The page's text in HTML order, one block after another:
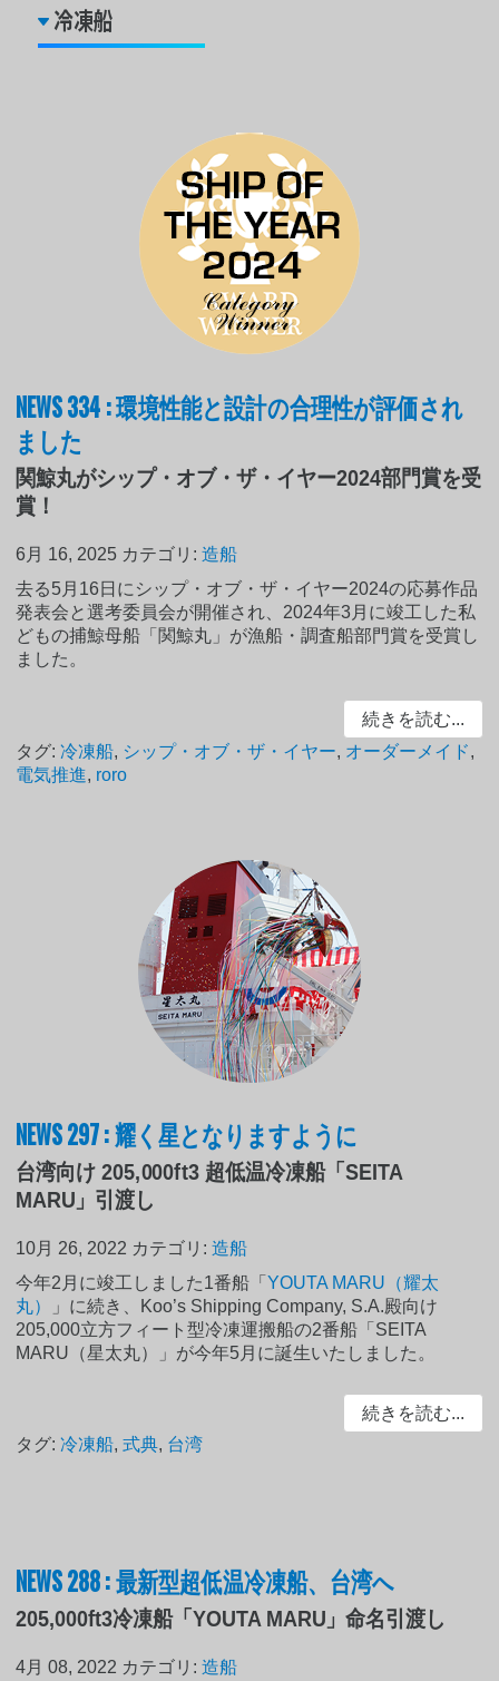
冷凍船
NEWS 334 : 環境性能と設計の合理性が評価され
ました
関鯨丸がシップ・オブ・ザ・イヤー2024部門賞を受
賞！
6月 16, 2025 カテゴリ:造船
去る5月16日にシップ・オブ・ザ・イヤー2024の応募作品
発表会と選考委員会が開催され、2024年3月に竣工した私
どもの捕鯨母船「関鯨丸」が漁船・調査船部門賞を受賞し
ました。
続きを読む...
タグ:冷凍船, シップ・オブ・ザ・イヤー, オーダーメイド,
電気推進, roro
NEWS 297 : 耀く星となりますように
台湾向け 205,000ft3 超低温冷凍船「SEITA
MARU」引渡し
10月 26, 2022 カテゴリ:造船
今年2月に竣工しました1番船「YOUTA MARU（耀太
丸）
」に続き、Koo’s Shipping Company, S.A.殿向け
205,000立方フィート型冷凍運搬船の2番船「SEITA
MARU（星太丸）」が今年5月に誕生いたしました。
続きを読む...
タグ:冷凍船,式典, 台湾
NEWS 288 : 最新型超低温冷凍船、台湾へ
205,000ft3冷凍船「YOUTA MARU」命名引渡し
4月 08, 2022 カテゴリ:造船